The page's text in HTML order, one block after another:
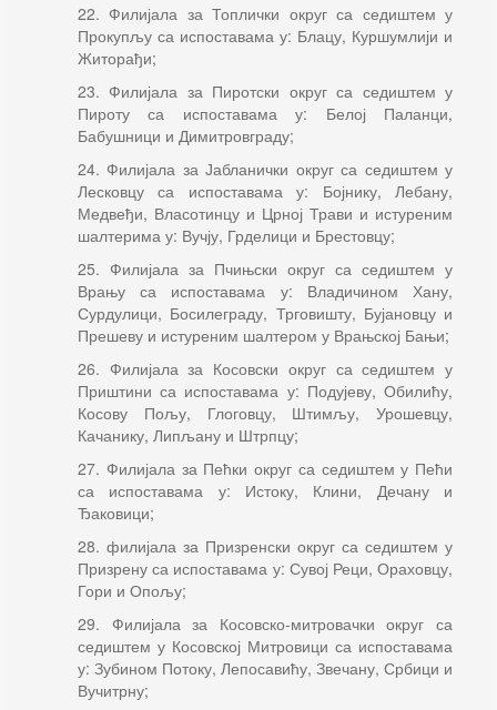
22. Филијала за Топлички округ са седиштем у
Прокупљу са испоставама у: Блацу, Куршумлији и
Житорађи;
23. Филијала за Пиротски округ са седиштем у
Пироту са испоставама у: Белој Паланци,
Бабушници и Димитровграду;
24. Филијала за Јабланички округ са седиштем у
Лесковцу са испоставама у: Бојнику, Лебану,
Медвеђи, Власотинцу и Црној Трави и истуреним
шалтерима у: Вучју, Грделици и Брестовцу;
25. Филијала за Пчињски округ са седиштем у
Врању са испоставама у: Владичином Хану,
Сурдулици, Босилеграду, Трговишту, Бујановцу и
Прешеву и истуреним шалтером у Врањској Бањи;
26. Филијала за Косовски округ са седиштем у
Приштини са испоставама у: Подујеву, Обилићу,
Косову Пољу, Глоговцу, Штимљу, Урошевцу,
Качанику, Липљану и Штрпцу;
27. Филијала за Пећки округ са седиштем у Пећи
са испоставама у: Истоку, Клини, Дечану и
Ђаковици;
28. филијала за Призренски округ са седиштем у
Призрену са испоставама у: Сувој Реци, Ораховцу,
Гори и Опољу;
29. Филијала за Косовско-митровачки округ са
седиштем у Косовској Митровици са испоставама
у: Зубином Потоку, Лепосавићу, Звечану, Србици и
Вучитрну;